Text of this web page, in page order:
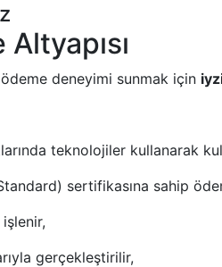
deneyimi sunmak için
teknolojiler kullanarak
sertifikasına sahip
gerçekleştirilir,